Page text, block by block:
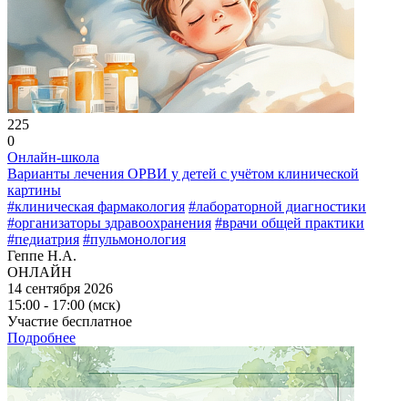
225
0
Онлайн-школа
Варианты лечения ОРВИ у детей с учётом клинической
картины
#клиническая фармакология #лабораторной диагностики
#организаторы здравоохранения #врачи общей практики
#педиатрия #пульмонология
Геппе Н.А.
ОНЛАЙН
14 сентября 2026
15:00 - 17:00 (мск)
Участие бесплатное
Подробнее